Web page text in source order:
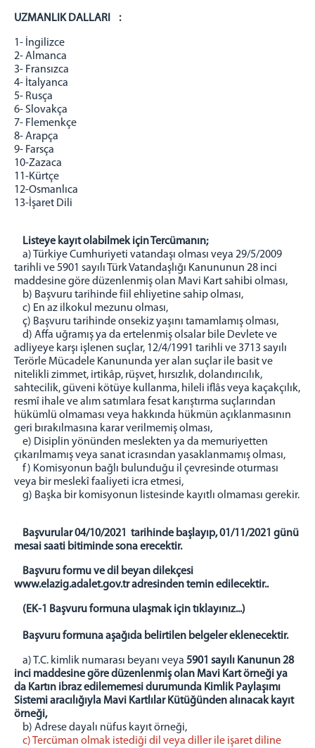
Adalet Komisyonu
MAHKEMELER
İLETİŞİM
UZMANLIK DALLARI :
1- İngilizce
2- Almanca
3- Fransızca
4- İtalyanca
5- Rusça
6- Slovakça
7- Flemenkçe
8- Arapça
9- Farsça
10-Zazaca
11-Kürtçe
12-Osmanlıca
13-İşaret Dili
Listeye kayıt olabilmek için Tercümanın;
a) Türkiye Cumhuriyeti vatandaşı olması veya 29/5/2009
tarihli ve 5901 sayılı Türk Vatandaşlığı Kanununun 28 inci
maddesine göre düzenlenmiş olan Mavi Kart sahibi olması,
b) Başvuru tarihinde fiil ehliyetine sahip olması,
c) En az ilkokul mezunu olması,
ç) Başvuru tarihinde onsekiz yaşını tamamlamış olması,
d) Affa uğramış ya da ertelenmiş olsalar bile Devlete ve
adliyeye karşı işlenen suçlar, 12/4/1991 tarihli ve 3713 sayılı
Terörle Mücadele Kanununda yer alan suçlar ile basit ve
nitelikli zimmet, irtikâp, rüşvet, hırsızlık, dolandırıcılık,
sahtecilik, güveni kötüye kullanma, hileli iflâs veya kaçakçılık,
resmî ihale ve alım satımlara fesat karıştırma suçlarından
hükümlü olmaması veya hakkında hükmün açıklanmasının
geri bırakılmasına karar verilmemiş olması,
e) Disiplin yönünden meslekten ya da memuriyetten
çıkarılmamış veya sanat icrasından yasaklanmamış olması,
f) Komisyonun bağlı bulunduğu il çevresinde oturması
veya bir meslekî faaliyeti icra etmesi,
g) Başka bir komisyonun listesinde kayıtlı olmaması gerekir.
Başvurular 04/10/2021 tarihinde başlayıp, 01/11/2021 günü
mesai saati bitiminde sona erecektir.
Başvuru formu ve dil beyan dilekçesi
www.elazig.adalet.gov.tr adresinden temin edilecektir..
(EK-1 Başvuru formuna ulaşmak için tıklayınız...)
Başvuru formuna aşağıda belirtilen belgeler eklenecektir.
a) T.C. kimlik numarası beyanı veya 5901 sayılı Kanunun 28
inci maddesine göre düzenlenmiş olan Mavi Kart örneği ya
da Kartın ibraz edilememesi durumunda Kimlik Paylaşımı
Sistemi aracılığıyla Mavi Kartlılar Kütüğünden alınacak kayıt
örneği,
b) Adrese dayalı nüfus kayıt örneği,
c) Tercüman olmak istediği dil veya diller ile işaret diline